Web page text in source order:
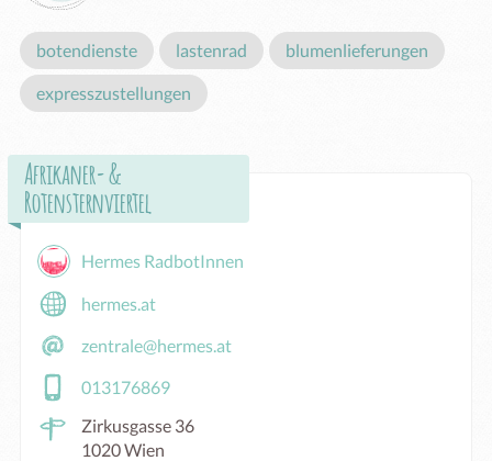
botendienste lastenrad blumenlieferungen
expresszustellungen
Afrikaner- &
Rotensternviertel
Hermes RadbotInnen
hermes.at
zentrale@hermes.at
013176869
Zirkusgasse 36
1020 Wien